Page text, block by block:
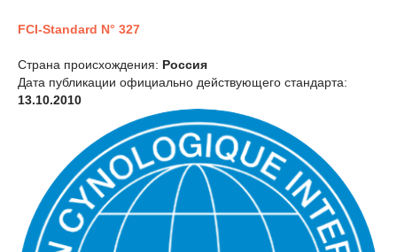
FCI-Standard N° 327
Страна происхождения: Россия
Дата публикации официально действующего стандарта:
13.10.2010